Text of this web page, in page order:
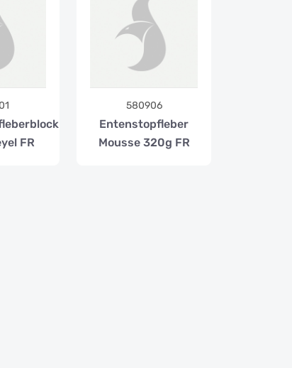
FR
580906
Entenstopfleber
Mousse 320g FR